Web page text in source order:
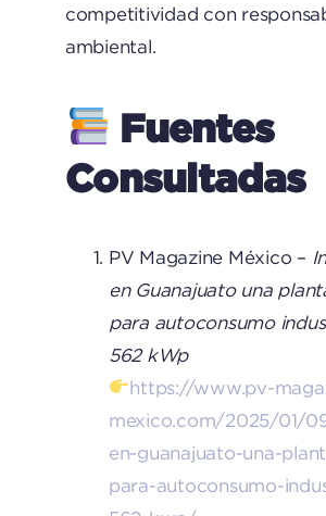
competitividad con
ambiental.
Fuentes
Consultadas
PV Magazine México –
en Guanajuato una
para autoconsumo
562 kWp
https://www.pv-
mexico.com/2025/01/
en-guanajuato-una-
para-autoconsumo-